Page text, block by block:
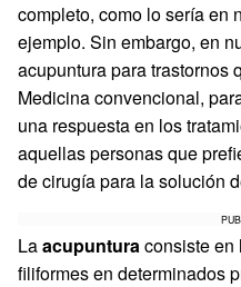
completo, como lo sería en
ejemplo. Sin embargo, en
acupuntura para trastornos
Medicina convencional,
una respuesta en los
aquellas personas que
de cirugía para la solución
Laacupunturaconsiste en
filiformes en determinados